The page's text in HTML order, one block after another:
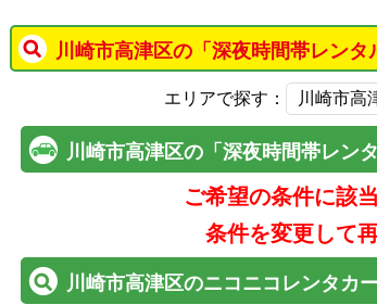
川崎市高津区の「深夜時間帯レンタ
エリアで探す：
川崎市高津区の「深夜時間帯レン
ご希望の条件に該
条件を変更して
川崎市高津区のニコニコレンタカ